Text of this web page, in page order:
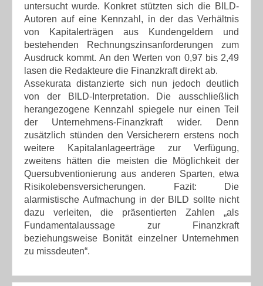
untersucht wurde. Konkret stützten sich die BILD-
Autoren auf eine Kennzahl, in der das Verhältnis
von Kapitalerträgen aus Kundengeldern und
bestehenden Rechnungszinsanforderungen zum
Ausdruck kommt. An den Werten von 0,97 bis 2,49
lasen die Redakteure die Finanzkraft direkt ab.
Assekurata distanzierte sich nun jedoch deutlich
von der BILD-Interpretation. Die ausschließlich
herangezogene Kennzahl spiegele nur einen Teil
der Unternehmens-Finanzkraft wider. Denn
zusätzlich stünden den Versicherern erstens noch
weitere Kapitalanlageerträge zur Verfügung,
zweitens hätten die meisten die Möglichkeit der
Quersubventionierung aus anderen Sparten, etwa
Risikolebensversicherungen. Fazit: Die
alarmistische Aufmachung in der BILD sollte nicht
dazu verleiten, die präsentierten Zahlen „als
Fundamentalaussage zur Finanzkraft
beziehungsweise Bonität einzelner Unternehmen
zu missdeuten“.